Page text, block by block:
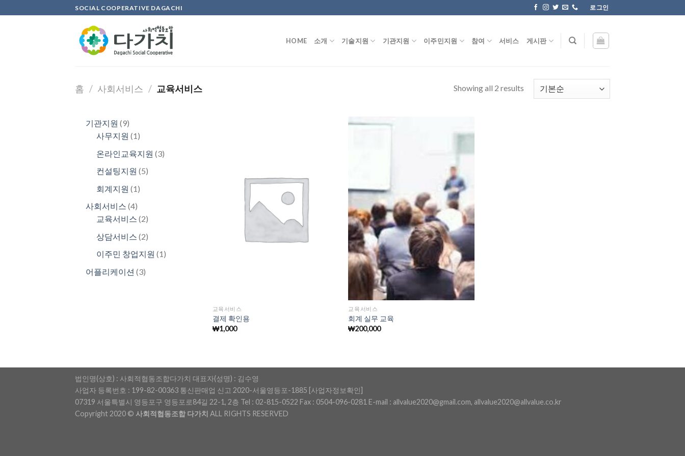
to
SOCIAL COOPERATIVE DAGACHI 로그인
HOME 소개 기술지원 기관지원 이주민지원 참여 서비스 게시판
홈 / 사회서비스 / 교육서비스 Showing all 2 results
기관지원 99
개
품
사무지원 11
제
품
온라인교육지원 33
컨설팅지원 55
회계지원 1 1
품
사회서비스 44
개
품
교육서비스 22
제
품
상담서비스 22
개
제
품
이주민 창업지원 11
어플리케이션 33
교육서비스
결제 확인용
₩1,000
교육서비스
회계 실무 교육
₩200,000
법인명(상호) : 사회적협동조합다가치 대표자(성명) : 김수영
사업자 등록번호 : 199-82-00363 통신판매업 신고 2020-서울영등포-1885 [사업자정보확인]
07319 서울특별시 영등포구 영등포로84길 22-1, 2층 Tel : 02-815-0522 Fax : 0504-096-0281 E-mail : allvalue2020@gmail.com, allvalue2020@allvalue.co.kr
Copyright 2020 © 사회적협동조합 다가치 ALL RIGHTS RESERVED